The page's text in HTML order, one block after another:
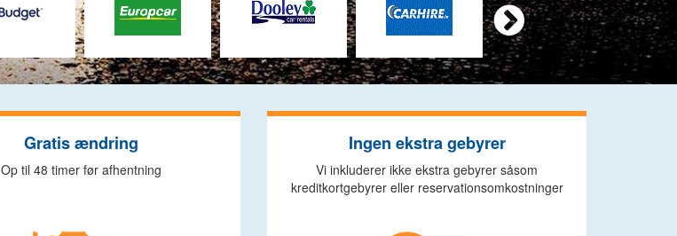

Gratis ændring
Op til 48 timer før afhentning
Ingen ekstra gebyrer
Vi inkluderer ikke ekstra gebyrer såsom
kreditkortgebyrer eller reservationsomkostninger